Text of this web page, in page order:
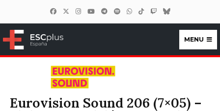
ESCplus España
MENU
Eurovision Sound 206 (7×05) –